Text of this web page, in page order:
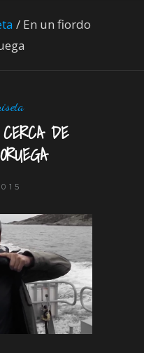
/ En un fiordo
DE